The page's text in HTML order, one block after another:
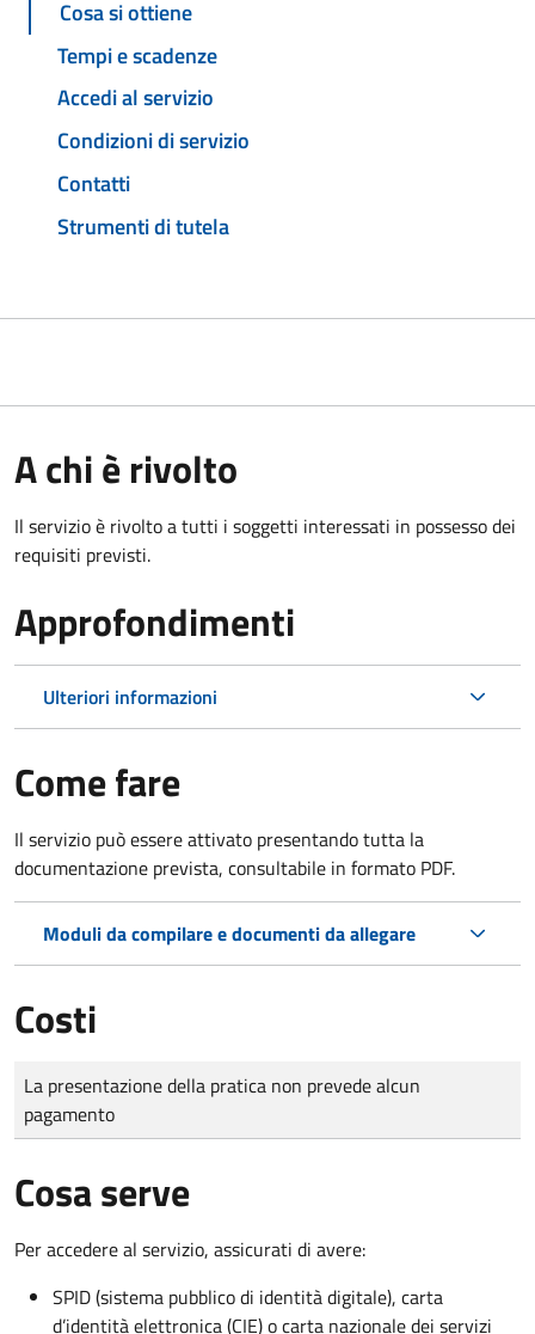
Cosa si ottiene
Tempi e scadenze
Accedi al servizio
Condizioni di servizio
Contatti
Strumenti di tutela
A chi è rivolto
Il servizio è rivolto a tutti i soggetti interessati in possesso dei
requisiti previsti.
Approfondimenti
Ulteriori informazioni
Come fare
Il servizio può essere attivato presentando tutta la
documentazione prevista, consultabile in formato PDF.
Moduli da compilare e documenti da allegare
Costi
Tipo di pagamento
Importo
La presentazione della pratica non prevede alcun
pagamento
Cosa serve
Per accedere al servizio, assicurati di avere:
SPID (sistema pubblico di identità digitale), carta
d’identità elettronica (CIE) o carta nazionale dei servizi